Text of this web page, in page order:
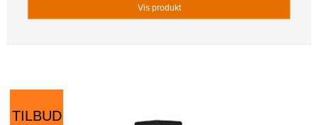
Vis produkt
TILBUD